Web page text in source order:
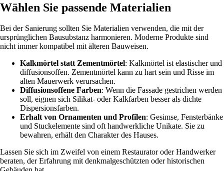
Wählen Sie passende Materialien
Bei der Sanierung sollten Sie Materialien verwenden, die mit der
ursprünglichen Bausubstanz harmonieren. Moderne Produkte sind
nicht immer kompatibel mit älteren Bauweisen.
Kalkmörtel statt Zementmörtel: Kalkmörtel ist elastischer und
diffusionsoffen. Zementmörtel kann zu hart sein und Risse im
alten Mauerwerk verursachen.
Diffusionsoffene Farben: Wenn die Fassade gestrichen werden
soll, eignen sich Silikat- oder Kalkfarben besser als dichte
Dispersionsfarben.
Erhalt von Ornamenten und Profilen: Gesimse, Fensterbänke
und Stuckelemente sind oft handwerkliche Unikate. Sie zu
bewahren, erhält den Charakter des Hauses.
Lassen Sie sich im Zweifel von einem Restaurator oder Handwerker
beraten, der Erfahrung mit denkmalgeschützten oder historischen